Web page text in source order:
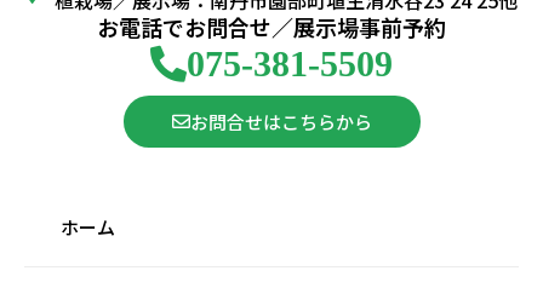
お電話でお問合せ／展示場事前予約
075-381-5509
お問合せはこちらから
ホーム